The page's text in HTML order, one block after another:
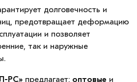
долговечность и
предотвращает деформацию
и позволяет
так и наружные
РС» предлагает: оптовые и